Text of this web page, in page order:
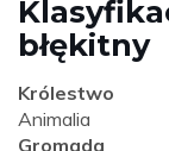
błękitny
Królestwo
Animalia
Gromada